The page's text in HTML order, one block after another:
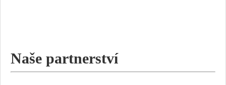
Naše partnerství